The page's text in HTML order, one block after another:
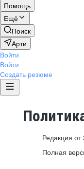
Помощь
Ещё
Поиск
Арти
Войти
Войти
Создать резюме
Редакция
Полная